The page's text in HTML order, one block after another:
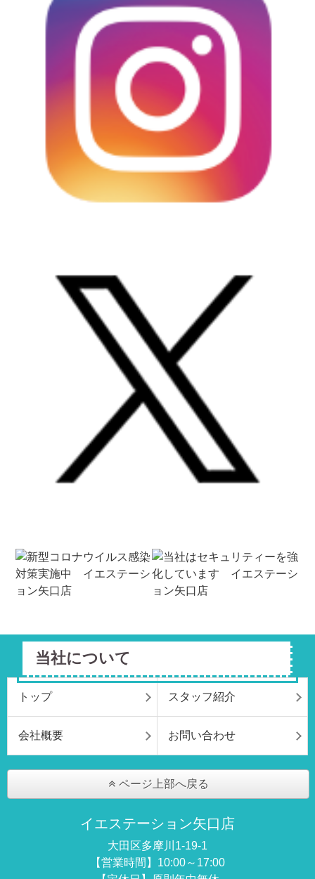
当社について
トップ スタッフ紹介
会社概要 お問い合わせ
ページ上部へ戻る
イエステーション矢口店
大田区多摩川1-19-1
【営業時間】10:00～17:00